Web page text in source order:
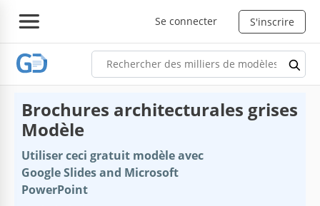
Se connecter S'inscrire
Brochures architecturales grises
Modèle
Utiliser ceci gratuit modèle avec
Google Slides and Microsoft
PowerPoint